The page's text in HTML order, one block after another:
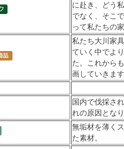
に赴き、どう
でなく、そこ
って私たちの
私たち大川家
ていく中でよ
た。これから
画していきます
国内で伐採さ
れの原因とな
無垢材を薄く
た素材。